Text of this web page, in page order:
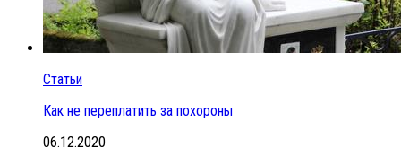
Статьи
Как не переплатить за похороны
06.12.2020